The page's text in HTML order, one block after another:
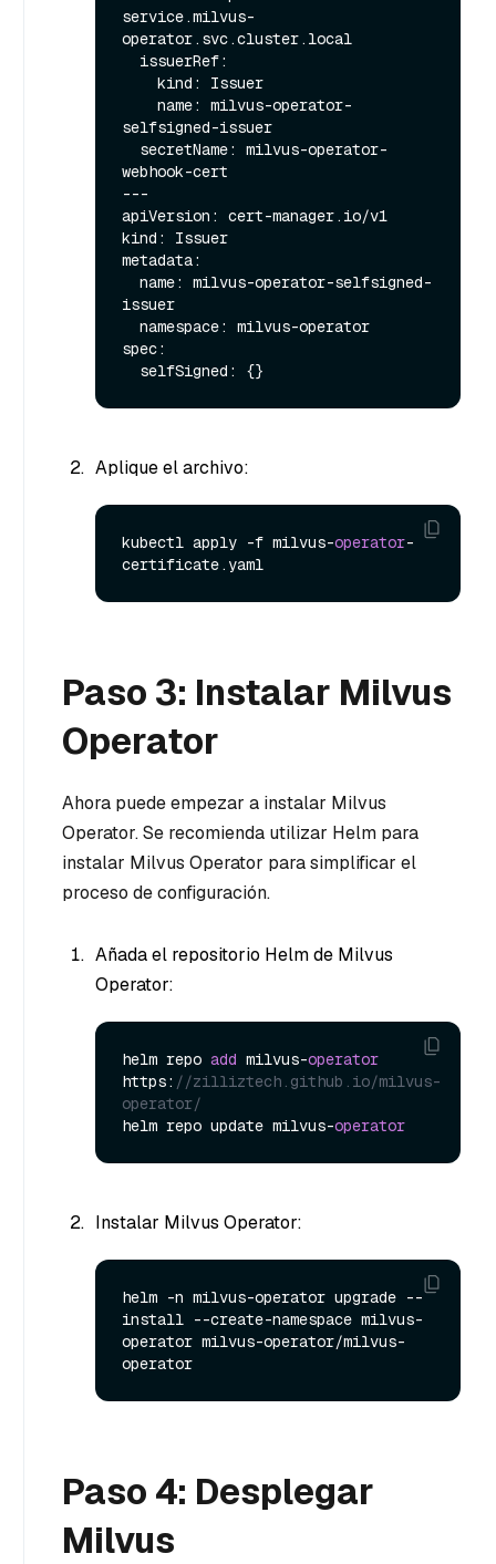
service.milvus-
operator.svc.cluster.local
selfsigned-issuer
webhook-cert
---
apiVersion: cert-manager.io/v1
kind: Issuer
metadata:
issuer
spec:
Aplique el archivo:
kubectl apply -f milvus-operator-
Paso 3: Instalar Milvus
Operator
Ahora puede empezar a instalar Milvus
Operator. Se recomienda utilizar Helm para
instalar Milvus Operator para simplificar el
proceso de configuración.
Añada el repositorio Helm de Milvus
Operator:
helm repo add milvus-operator
https: //zilliztech.github.io/milvus-
operator/
helm repo update milvus-operator
Instalar Milvus Operator:
helm -n milvus-operator upgrade --
install --create-namespace milvus-
operator milvus-operator/milvus-
Paso 4: Desplegar
Milvus